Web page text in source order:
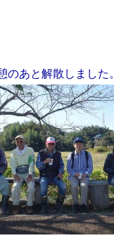
のあと解散しました。